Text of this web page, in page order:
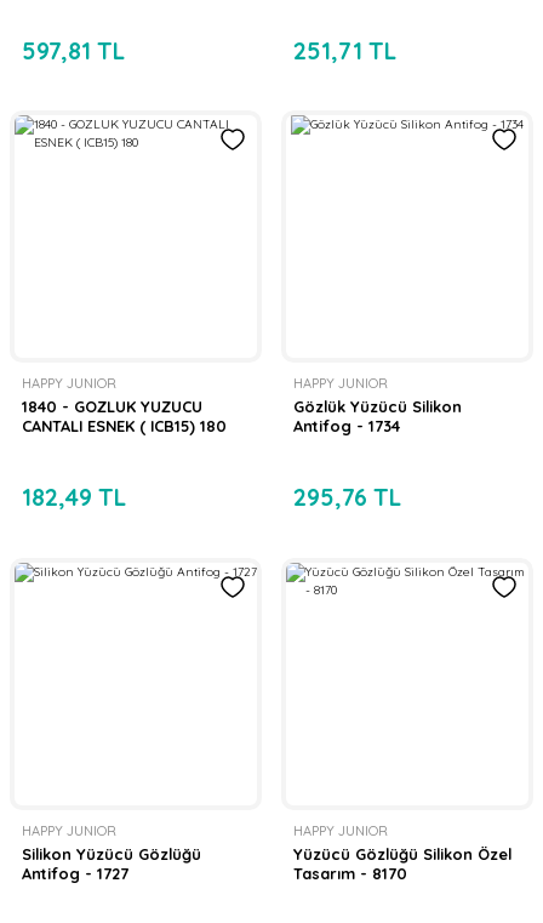
597,81 TL 251,71 TL
HAPPY JUNIOR
1840 - GOZLUK YUZUCU
CANTALI ESNEK ( ICB15) 180
182,49 TL
HAPPY JUNIOR
Gözlük Yüzücü Silikon
Antifog - 1734
295,76 TL
HAPPY JUNIOR
Silikon Yüzücü Gözlüğü
Antifog - 1727
HAPPY JUNIOR
Yüzücü Gözlüğü Silikon Özel
Tasarım - 8170